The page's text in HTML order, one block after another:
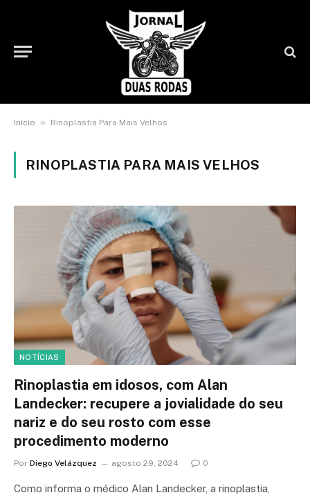
Início » Rinoplastia Para Mais Velhos
RINOPLASTIA PARA MAIS VELHOS
NOTÍCIAS
Rinoplastia em idosos, com Alan
Landecker: recupere a jovialidade do seu
nariz e do seu rosto com esse
procedimento moderno
Por Diego Velázquez agosto 29, 2024 0
Como informa o médico Alan Landecker, a rinoplastia,